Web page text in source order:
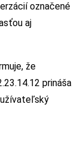
označené
aj
že
prináša